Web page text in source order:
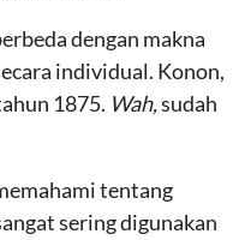
dengan makna
individual. Konon,
1875. Wah,sudah
tentang
sering digunakan